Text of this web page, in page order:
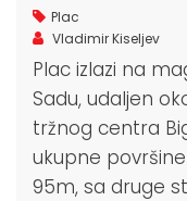
Plac
Vladimir Kiseljev
Plac izlazi na
Sadu, udaljen
tržnog centra
ukupne
95m, sa druge